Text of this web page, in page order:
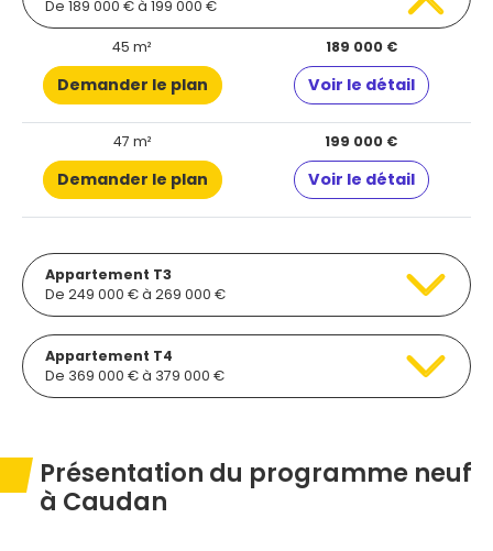
De 189 000 € à 199 000 €
45 m² 189 000 €
Demander le plan Voir le détail
47 m² 199 000 €
Demander le plan Voir le détail
Appartement T3
De 249 000 € à 269 000 €
Appartement T4
De 369 000 € à 379 000 €
Présentation du programme neuf
à Caudan